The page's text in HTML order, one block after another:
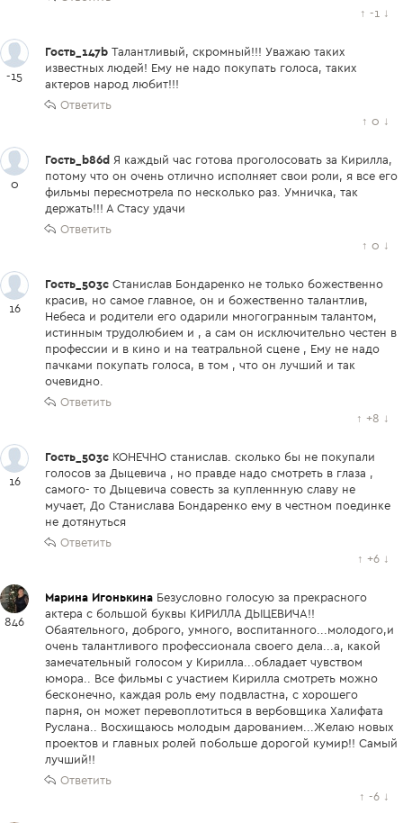
↑ -1 ↓
-15
Гость_147b Талантливый, скромный!!! Уважаю таких
известных людей! Ему не надо покупать голоса, таких
актеров народ любит!!!
Ответить
↑ 0 ↓
0
Гость_b86d Я каждый час готова проголосовать за Кирилла,
потому что он очень отлично исполняет свои роли, я все его
фильмы пересмотрела по несколько раз. Умничка, так
держать!!! А Стасу удачи
Ответить
↑ 0 ↓
16
Гость_503c Станислав Бондаренко не только божественно
красив, но самое главное, он и божественно талантлив,
Небеса и родители его одарили многогранным талантом,
истинным трудолюбием и , а сам он исключительно честен в
профессии и в кино и на театральной сцене , Ему не надо
пачками покупать голоса, в том , что он лучший и так
очевидно.
Ответить
↑ +8 ↓
16
Гость_503c КОНЕЧНО станислав. сколько бы не покупали
голосов за Дыцевича , но правде надо смотреть в глаза ,
самого- то Дыцевича совесть за купленнную славу не
мучает, До Станислава Бондаренко ему в честном поединке
не дотянуться
Ответить
↑ +6 ↓
846
Марина Игонькина Безусловно голосую за прекрасного
актера с большой буквы КИРИЛЛА ДЫЦЕВИЧА!!
Обаятельного, доброго, умного, воспитанного...молодого,и
очень талантливого профессионала своего дела...а, какой
замечательный голосом у Кирилла...обладает чувством
юмора.. Все фильмы с участием Кирилла смотреть можно
бесконечно, каждая роль ему подвластна, с хорошего
парня, он может перевоплотиться в вербовщика Халифата
Руслана.. Восхищаюсь молодым дарованием...Желаю новых
проектов и главных ролей побольше дорогой кумир!! Самый
лучший!!
Ответить
↑ -6 ↓